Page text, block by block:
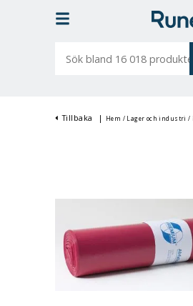
bland
Tillbaka | Hem / Lager och industri /